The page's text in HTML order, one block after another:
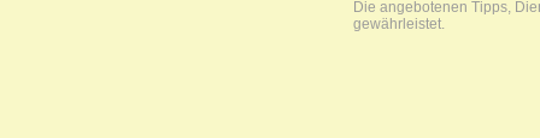
Die angebotenen Tipps,
gewährleistet.